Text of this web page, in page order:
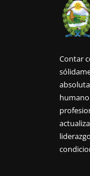
Contar